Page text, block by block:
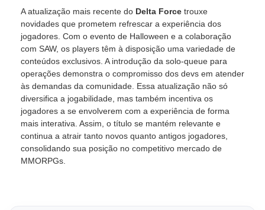
A atualização mais recente do Delta Force trouxe
novidades que prometem refrescar a experiência dos
jogadores. Com o evento de Halloween e a colaboração
com SAW, os players têm à disposição uma variedade de
conteúdos exclusivos. A introdução da solo-queue para
operações demonstra o compromisso dos devs em atender
às demandas da comunidade. Essa atualização não só
diversifica a jogabilidade, mas também incentiva os
jogadores a se envolverem com a experiência de forma
mais interativa. Assim, o título se mantém relevante e
continua a atrair tanto novos quanto antigos jogadores,
consolidando sua posição no competitivo mercado de
MMORPGs.